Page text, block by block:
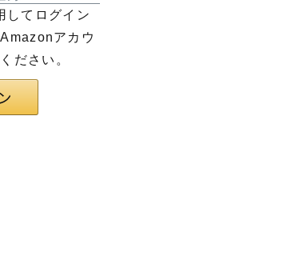
してログイン
アカウ
ださい。